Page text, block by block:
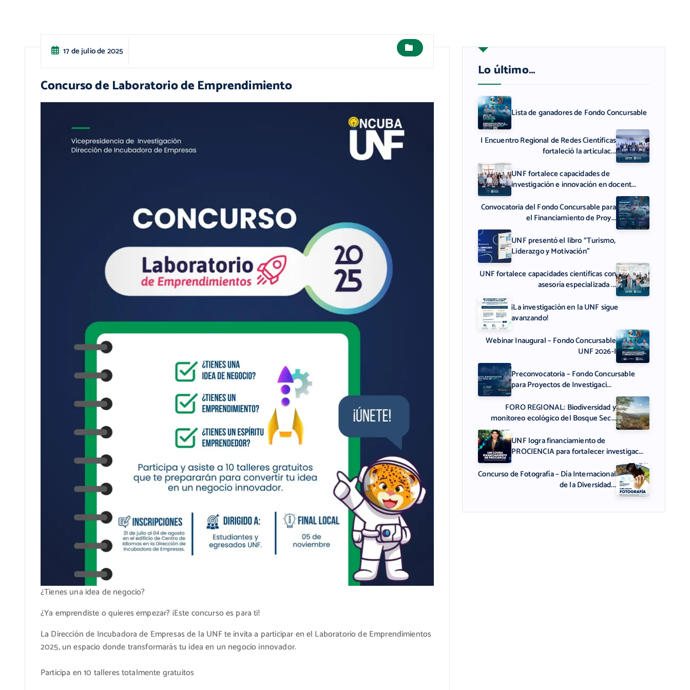
17 de julio de 2025
Concurso de Laboratorio de Emprendimiento
¿Tienes una idea de negocio?
¿Ya emprendiste o quieres empezar? ¡Este concurso es para ti!
La Dirección de Incubadora de Empresas de la UNF te invita a participar en el Laboratorio de Emprendimientos
2025, un espacio donde transformarás tu idea en un negocio innovador.
Participa en 10 talleres totalmente gratuitos
Lo último…
Lista de ganadores de Fondo Concursable
I Encuentro Regional de Redes Científicas
fortaleció la articulac...
UNF fortalece capacidades de
investigación e innovación en docent...
Convocatoria del Fondo Concursable para
el Financiamiento de Proy...
UNF presentó el libro “Turismo,
Liderazgo y Motivación”
UNF fortalece capacidades científicas con
asesoría especializada ...
¡La investigación en la UNF sigue
avanzando!
Webinar Inaugural – Fondo Concursable
UNF 2026-I
Preconvocatoria – Fondo Concursable
para Proyectos de Investigaci...
FORO REGIONAL: Biodiversidad y
monitoreo ecológico del Bosque Sec...
UNF logra financiamiento de
PROCIENCIA para fortalecer investigac...
Concurso de Fotografía – Día Internacional
de la Diversidad...